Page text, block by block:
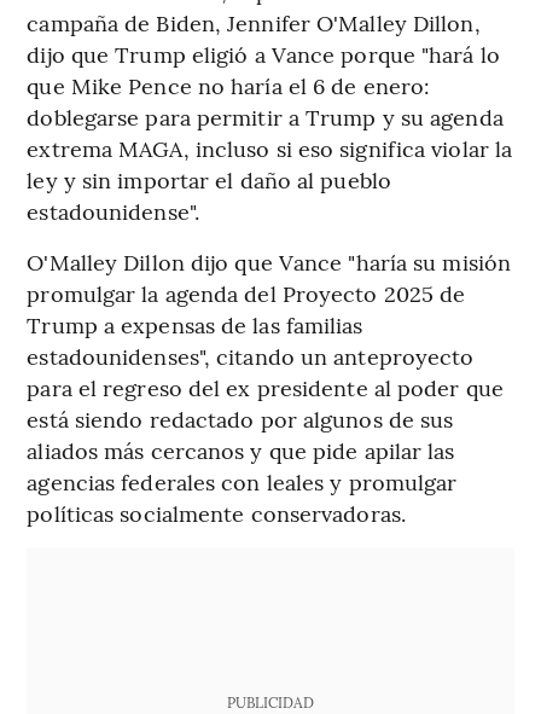
campaña de Biden, Jennifer O'Malley Dillon,
dijo que Trump eligió a Vance porque "hará lo
que Mike Pence no haría el 6 de enero:
doblegarse para permitir a Trump y su agenda
extrema MAGA, incluso si eso significa violar la
ley y sin importar el daño al pueblo
estadounidense".
O'Malley Dillon dijo que Vance "haría su misión
promulgar la agenda del Proyecto 2025 de
Trump a expensas de las familias
estadounidenses", citando un anteproyecto
para el regreso del ex presidente al poder que
está siendo redactado por algunos de sus
aliados más cercanos y que pide apilar las
agencias federales con leales y promulgar
políticas socialmente conservadoras.
PUBLICIDAD